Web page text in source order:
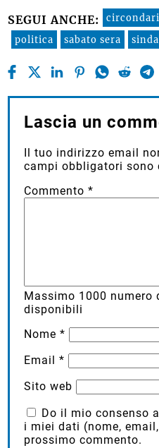
SEGUI ANCHE:
politica
sabato sera
Lascia un
Il tuo indirizzo email
campi obbligatori
Commento*
Massimo 1000 numero
disponibili
Nome*
Email*
Sito web
Do il mio consenso
i miei dati (nome,
prossimo commento.